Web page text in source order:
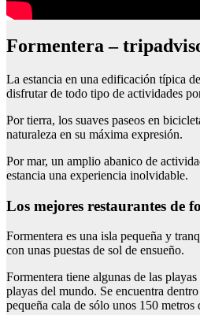
Formentera –
La estancia en una edificación típica
disfrutar de todo tipo de actividades
Por tierra, los suaves paseos en
naturaleza en su máxima expresión.
Por mar, un amplio abanico de
estancia una experiencia inolvidable.
Los mejores restaurantes de
Formentera es una isla pequeña y
con unas puestas de sol de ensueño.
Formentera tiene algunas de las
playas del mundo. Se encuentra
pequeña cala de sólo unos 150